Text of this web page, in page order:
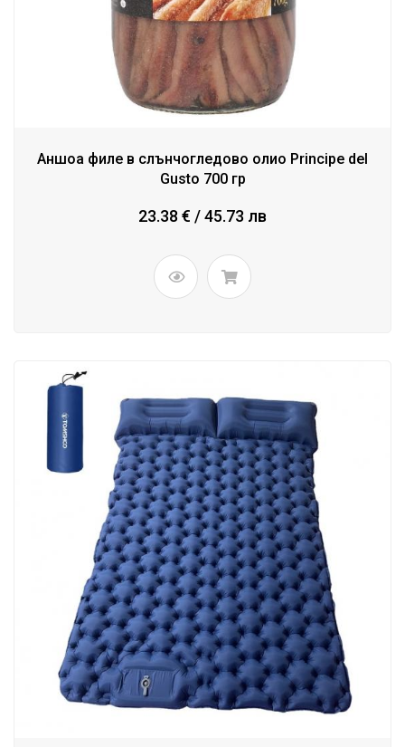
Аншоа филе в слънчогледово олио Principe del
Gusto 700 гр
23.38 € / 45.73 лв